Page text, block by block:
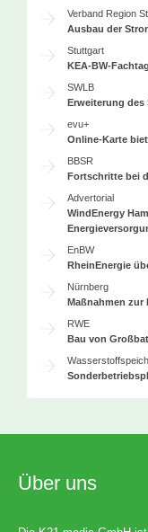
Verband Region
Ausbau der
Stuttgart
KEA-BW-
SWLB
Erweiterung des
evu+
Online-Karte
BBSR
Fortschritte bei
Advertorial
WindEnergy
EnBW
RheinEnergie
Nürnberg
Maßnahmen zur
RWE
Bau von
Über uns